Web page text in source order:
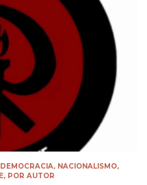
DEMOCRACIA, NACIONALISMO,
, POR AUTOR